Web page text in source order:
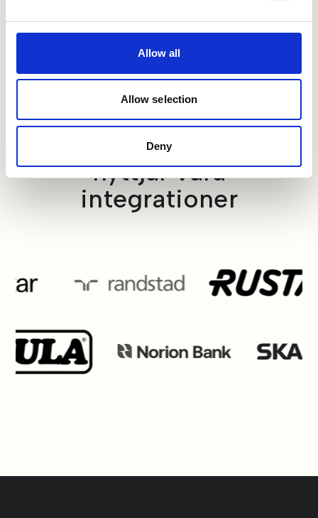
Allow all
Allow selection
Deny
Urval av kunder som
nyttjar våra
integrationer